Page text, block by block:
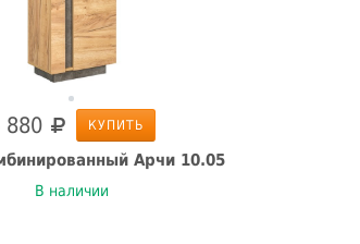
880 КУПИТЬ
Арчи 10.05
В наличии